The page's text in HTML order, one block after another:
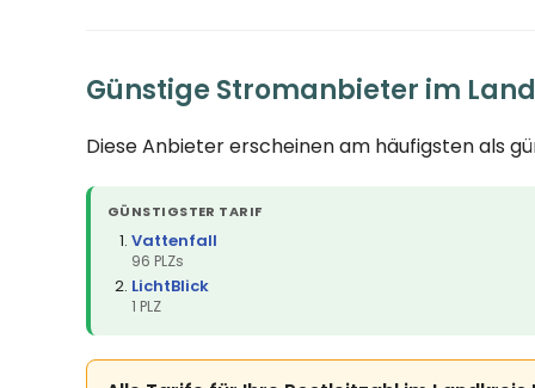
Günstige Stromanbieter im
Diese Anbieter erscheinen am häufigsten als
GÜNSTIGSTER TARIF
Vattenfall
96 PLZs
LichtBlick
1 PLZ